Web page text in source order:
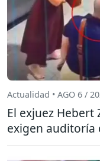
Actualidad • AGO 6 /
El exjuez
exigen auditoría